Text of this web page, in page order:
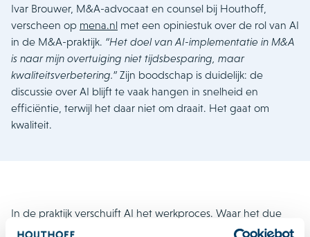
Ivar Brouwer, M&A-advocaat en counsel bij Houthoff,
verscheen op mena.nl met een opiniestuk over de rol van AI
in de M&A-praktijk. “Het doel van AI-implementatie in M&A
is naar mijn overtuiging niet tijdsbesparing, maar
kwaliteitsverbetering.” Zijn boodschap is duidelijk: de
discussie over AI blijft te vaak hangen in snelheid en
efficiëntie, terwijl het daar niet om draait. Het gaat om
kwaliteit.
In de praktijk verschuift AI het werkproces. Waar het due
diligence-rapport voorheen het eindproduct was, is een